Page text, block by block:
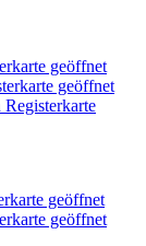
geöffnet
geöffnet
geöffnet
geöffnet